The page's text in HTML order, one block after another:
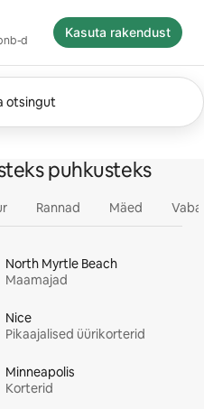
d
Kasuta rakendust
otsingut
filtrid: Ükskõik millal. Muuda
Elamused
puhkusteks
Rannad Mäed
North Myrtle Beach
Maamajad
Nice
Pikaajalised üürikorterid
Minneapolis
Korterid